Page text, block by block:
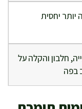
יותר יחסית
חלבון והקלה על
בפה